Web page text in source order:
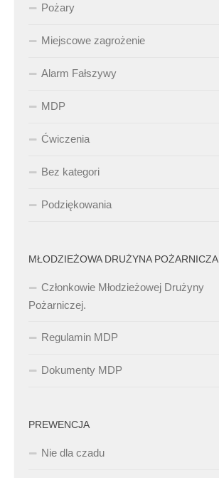
Pożary
Miejscowe zagrożenie
Alarm Fałszywy
MDP
Ćwiczenia
Bez kategori
Podziękowania
MŁODZIEŻOWA DRUŻYNA POŻARNICZA
Członkowie Młodzieżowej Drużyny
Pożarniczej.
Regulamin MDP
Dokumenty MDP
PREWENCJA
Nie dla czadu